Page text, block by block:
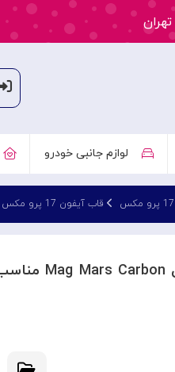
لوازم جانبی خودرو
قاب آیفون 17 پرو مکس